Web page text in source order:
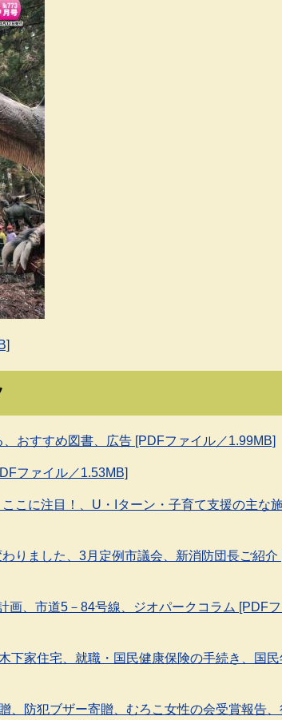
おすすめ図書、広告 [PDFファイル／1.99MB]
ファイル／1.53MB]
こに注目！、U・Iターン・子育て支援の主な
りました、3月定例市議会、新消防団長ご紹介
画、市道5－84号線、ジオパークコラム [PDF
家住宅、就職・国民健康保険の手続き、国民
、防犯ブザー寄贈、むろこ女性の会受賞報告、